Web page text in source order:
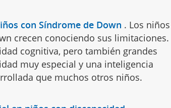
con Síndrome de Down . Los niños
crecen conociendo sus limitaciones.
cognitiva, pero también grandes
muy especial y una inteligencia
que muchos otros niños.